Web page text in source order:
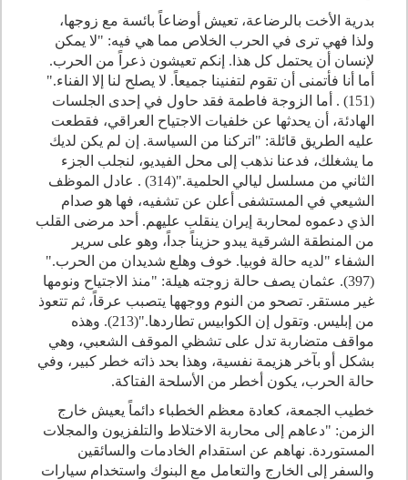
بدرية الأخت بالرضاعة، تعيش أوضاعاً بائسة مع زوجها،
ولذا فهي ترى في الحرب الخلاص مما هي فيه: "لا يمكن
لإنسان أن يحتمل كل هذا. إنكم تعيشون ذعراً من الحرب.
أما أنا فأتمنى أن تقوم لتفنينا جميعاً. لا يصلح لنا إلا الفناء."
(151) . أما الزوجة فاطمة فقد حاول في إحدى الجلسات
الهادئة، أن يحدثها عن خلفيات الاجتياح العراقي، فقطعت
عليه الطريق قائلة: "اتركنا من السياسة. إن لم يكن لديك
ما يشغلك، فدعنا نذهب إلى محل الفيديو، لنجلب الجزء
الثاني من مسلسل ليالي الحلمية."(314) . عادل الموظف
الشيعي في المستشفى أعلن عن تشفيه، فها هو صدام
الذي دعموه لمحاربة إيران ينقلب عليهم. أحد مرضى القلب
من المنطقة الشرقية يبدو حزيناً جداً، وهو على سرير
الشفاء "لديه حالة فوبيا. خوف وهلع شديدان من الحرب."
(397). عثمان يصف حالة زوجته هيلة: "منذ الاجتياح ونومها
غير مستقر. تصحو من النوم ووجهها يتصبب عرقاً، ثم تتعوذ
من إبليس. وتقول إن الكوابيس تطاردها."(213). وهذه
مواقف متضاربة تدل على تشظي الموقف الشعبي، وهي
بشكل أو بآخر هزيمة نفسية، وهذا بحد ذاته خطر كبير، وفي
حالة الحرب، يكون أخطر من الأسلحة الفتاكة.
خطيب الجمعة، كعادة معظم الخطباء دائماً يعيش خارج
الزمن: "دعاهم إلى محاربة الاختلاط والتلفزيون والمجلات
المستوردة. نهاهم عن استقدام الخادمات والسائقين
والسفر إلى الخارج والتعامل مع البنوك واستخدام سيارات